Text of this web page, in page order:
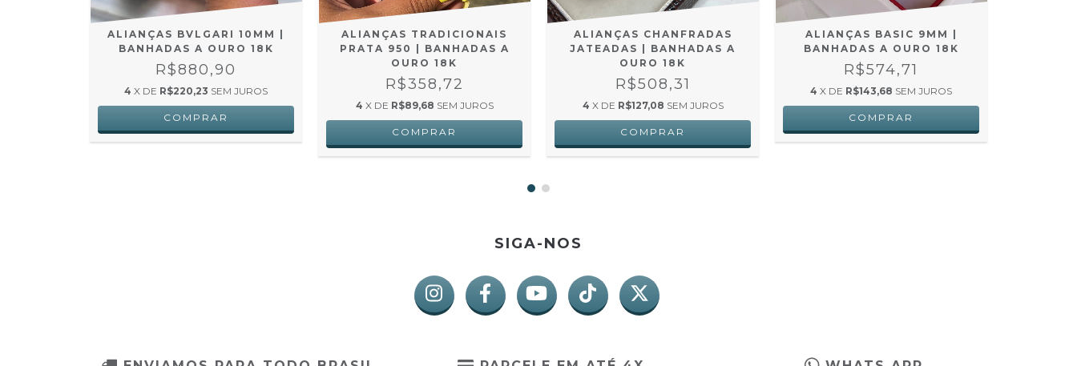
ALIANÇAS BVLGARI 10MM |
BANHADAS A OURO 18K
R$880,90
4 X DE R$220,23 SEM JUROS
ALIANÇAS TRADICIONAIS
PRATA 950 | BANHADAS A
OURO 18K
R$358,72
4 X DE R$89,68 SEM JUROS
ALIANÇAS CHANFRADAS
JATEADAS | BANHADAS A
OURO 18K
R$508,31
4 X DE R$127,08 SEM JUROS
ALIANÇAS BASIC 9MM |
BANHADAS A OURO 18K
R$574,71
4 X DE R$143,68 SEM JUROS
SIGA-NOS